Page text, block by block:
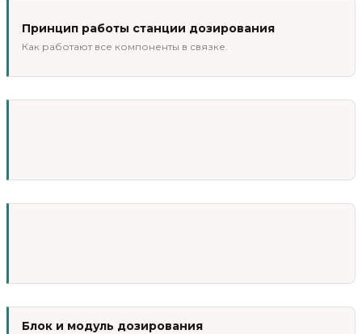
Принцип работы станции дозирования
Как работают все компоненты в связке.
Блок и модуль дозирования